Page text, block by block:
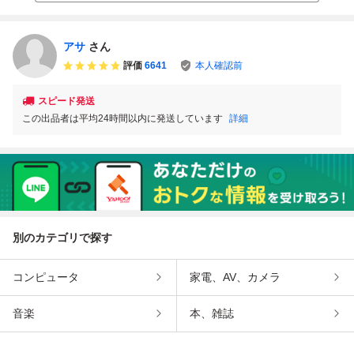
アサ さん
評価 6641 本人確認前
スピード発送
この出品者は平均24時間以内に発送しています 詳細
別のカテゴリで探す
コンピュータ 家電、AV、カメラ
音楽 本、雑誌